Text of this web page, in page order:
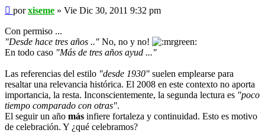
Mensaje
porxiseme » Vie Dic 30, 2011 9:32 pm
Con permiso ...
"Desde hace tres años .." No, no y no!
En todo caso "Más de tres años ayud ..."
Las referencias del estilo "desde 1930" suelen emplearse para
resaltar una relevancia histórica. El 2008 en este contexto no aporta
importancia, la resta. Inconscientemente, la segunda lectura es "poco
tiempo comparado con otras".
El seguir un año más infiere fortaleza y continuidad. Esto es motivo
de celebración. Y ¿qué celebramos?